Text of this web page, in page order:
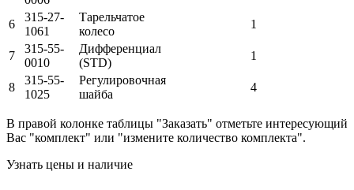
6
315-27-
1061
Тарельчатое
колесо
1
7
315-55-
0010
Дифференциал
(STD)
1
8
315-55-
1025
Регулировочная
шайба
4
В правой колонке таблицы "Заказать" отметьте интересующий
Вас "комплект" или "измените количество комплекта".
Узнать цены и наличие